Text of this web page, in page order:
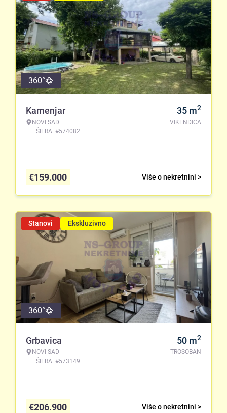
360°
Kamenjar
NOVI SAD
ŠIFRA: #574082
35 m2
VIKENDICA
Više o nekretnini >
€159.000
Stanovi Ekskluzivno
360°
Grbavica
NOVI SAD
ŠIFRA: #573149
50 m2
TROSOBAN
Više o nekretnini >
€206.900